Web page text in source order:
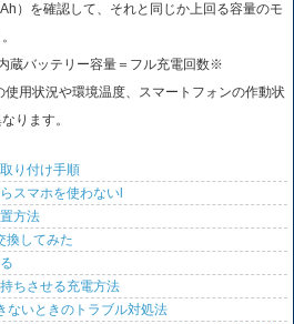
）を確認して、それと同じか上回る容量のモ
蔵バッテリー容量＝フル充電回数※
用状況や環境温度、スマートフォンの作動状
ります。
り付け手順
スマホを使わないl
方法
換してみた
ちさせる充電方法
ないときのトラブル対処法